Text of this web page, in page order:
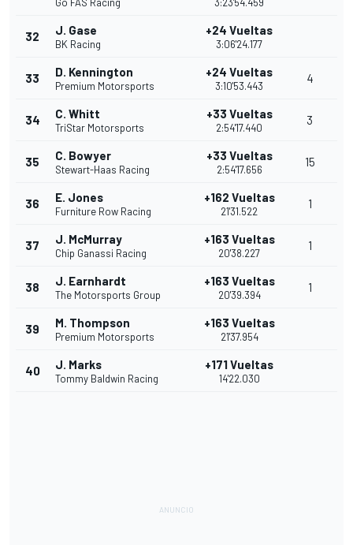
32 J. Gase
BK Racing
+24 Vueltas
3:06'24.177
33 D. Kennington
Premium Motorsports
+24 Vueltas
3:10'53.443
4
34 C. Whitt
TriStar Motorsports
+33 Vueltas
2:54'17.440
3
35 C. Bowyer
Stewart-Haas Racing
+33 Vueltas
2:54'17.656
15
36 E. Jones
Furniture Row Racing
+162 Vueltas
21'31.522
1
37 J. McMurray
Chip Ganassi Racing
+163 Vueltas
20'38.227
1
38 J. Earnhardt
The Motorsports Group
+163 Vueltas
20'39.394
1
39 M. Thompson
Premium Motorsports
+163 Vueltas
21'37.954
40 J. Marks
Tommy Baldwin Racing
+171 Vueltas
14'22.030